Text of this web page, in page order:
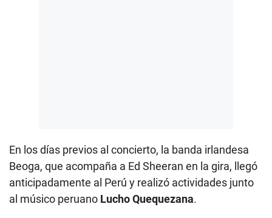
En los días previos al concierto, la banda irlandesa
Beoga, que acompaña a Ed Sheeran en la gira, llegó
anticipadamente al Perú y realizó actividades junto
al músico peruano Lucho Quequezana.